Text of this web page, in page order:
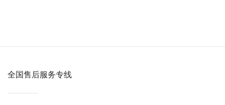
全国售后服务专线